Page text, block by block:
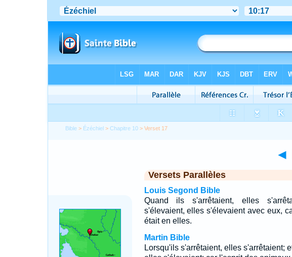
Bible > Ézéchiel >Chapitre 10 > Verset 17
◄
Versets Parallèles
Louis Segond Bible
Quand ils s'arrêtaient, elles
s'élevaient, elles s'élevaient avec eux,
était en elles.
Martin Bible
Lorsqu'ils s'arrêtaient, elles s'arrêtaient;